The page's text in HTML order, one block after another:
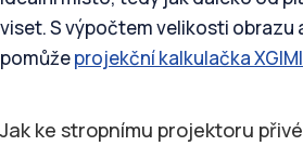
viset. S výpočtem velikosti obrazu
pomůžeprojekční kalkulačka XGIMI
Jak ke stropnímu projektoru